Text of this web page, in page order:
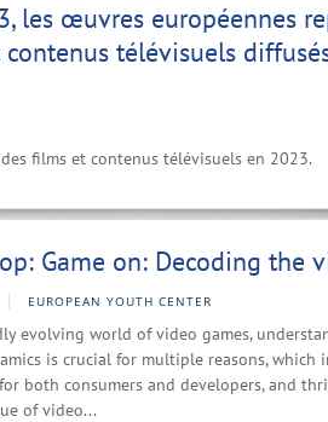
les œuvres européennes
télévisuels
films et contenus télévisuels en 2023.
Game on: Decoding the
EUROPEAN YOUTH CENTER
evolving world of video games,
is crucial for multiple reasons,
both consumers and developers, and
of video...